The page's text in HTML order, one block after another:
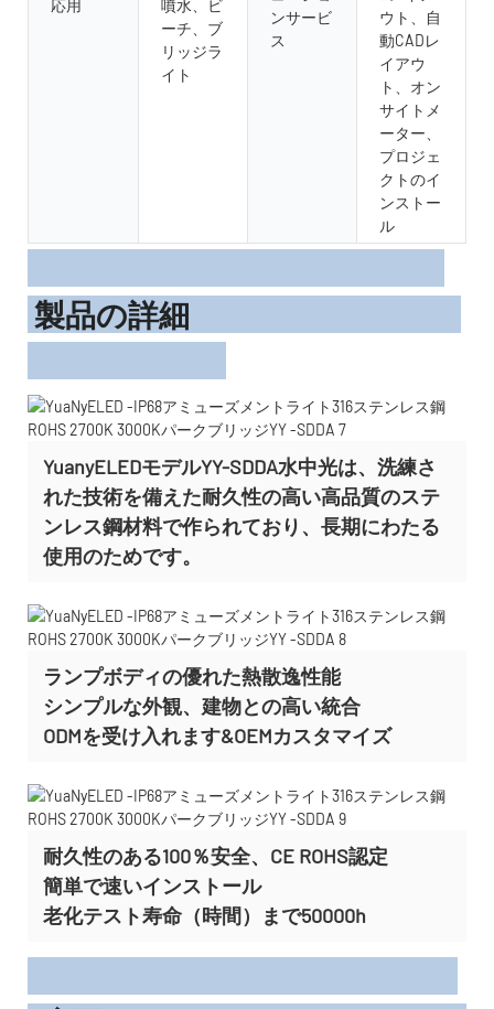
応用
噴水、ビ
ーチ、ブ
リッジラ
イト
ンサービ
ス
ウト、自
動CADレ
イアウ
ト、オン
サイトメ
ーター、
プロジェ
クトのイ
ンストー
ル
製品の詳細
YuanyELEDモデルYY-SDDA水中光は、洗練さ
れた技術を備えた耐久性の高い高品質のステ
ンレス鋼材料で作られており、長期にわたる
使用のためです。
ランプボディの優れた熱散逸性能
シンプルな外観、建物との高い統合
ODMを受け入れます&OEMカスタマイズ
耐久性のある100％安全、CE ROHS認定
簡単で速いインストール
老化テスト寿命（時間）まで50000h